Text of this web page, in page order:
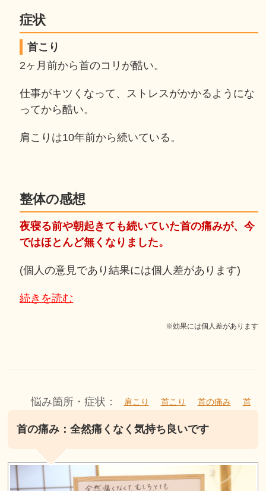
症状
首こり
2ヶ月前から首のコリが酷い。
仕事がキツくなって、ストレスがかかるようにな
ってから酷い。
肩こりは10年前から続いている。
整体の感想
夜寝る前や朝起きても続いていた首の痛みが、今
ではほとんど無くなりました。
(個人の意見であり結果には個人差があります)
続きを読む
※効果には個人差があります
悩み箇所・症状： 肩こり 首こり 首の痛み 首
首の痛み：全然痛くなく気持ち良いです